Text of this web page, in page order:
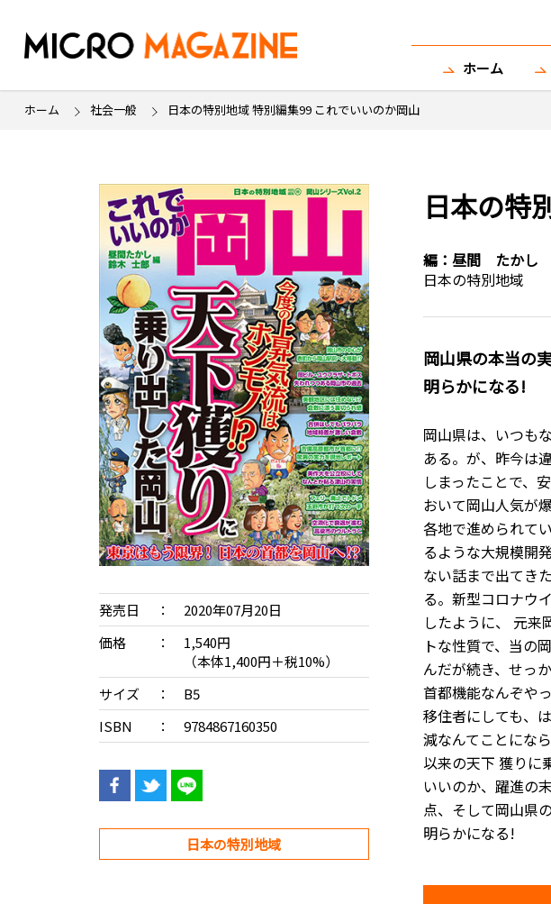
ホーム
ホーム 社会一般 日本の特別地域 特別編集99 これでいいのか岡山
発売日
2020年07月20日
価格
1,540円
（本体1,400円＋税10%）
サイズ
B5
ISBN
9784867160350
日本の特別地域
日本の特
編： 昼間 たかし
日本の特別地域
岡山県の本当の
明らかになる!
岡山県は、いつも
ある。が、昨今は
しまったことで、
おいて岡山人気が
各地で進められて
るような大規模開
ない話まで出てき
る。新型コロナウ
したように、 元来
トな性質で、当の
んだが続き、せっ
首都機能なんぞや
移住者にしても、
減なんてことにな
以来の天下 獲りに
いいのか、躍進の
点、そして岡山県
明らかになる!